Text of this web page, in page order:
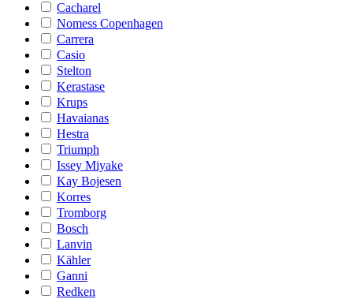
Cacharel
Nomess Copenhagen
Carrera
Casio
Stelton
Kerastase
Krups
Havaianas
Hestra
Triumph
Issey Miyake
Kay Bojesen
Korres
Tromborg
Bosch
Lanvin
Kähler
Ganni
Redken